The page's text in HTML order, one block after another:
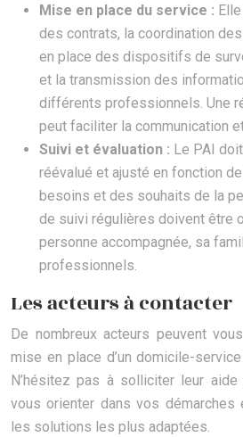
Mise en place du service :
des contrats, la coordination
en place des dispositifs de
et la transmission des
différents professionnels. Une
peut faciliter la communication
Suivi et évaluation : Le PAI
réévalué et ajusté en fonction
besoins et des souhaits de la
de suivi régulières doivent être
personne accompagnée, sa
professionnels.
Les acteurs à contacter
De nombreux acteurs peuvent
mise en place d’un domicile-
N’hésitez pas à solliciter leur
vous orienter dans vos
les solutions les plus adaptées.